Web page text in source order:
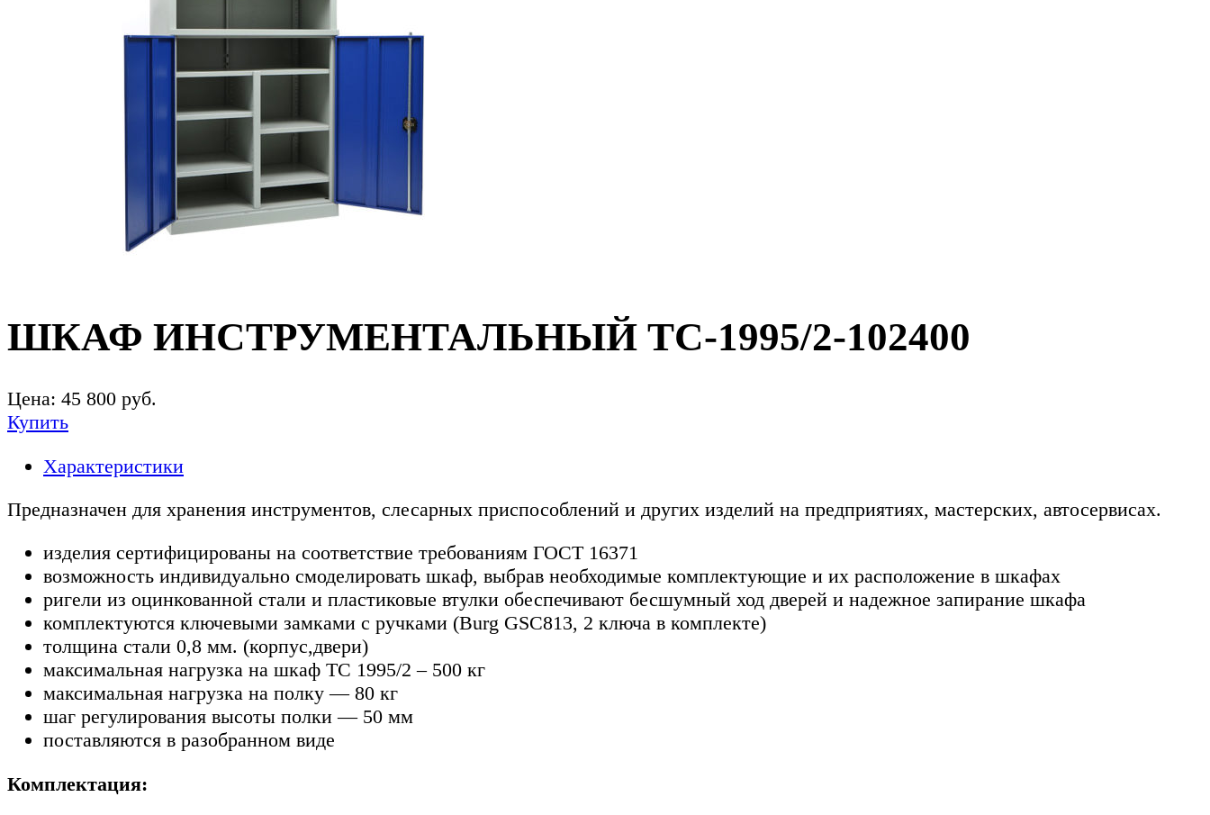
ШКАФ ИНСТРУМЕНТАЛЬНЫЙ TC-1995/2-102400
Цена: 45 800 руб.
Купить
Характеристики
Предназначен для хранения инструментов, слесарных приспособлений и других изделий на предприятиях, мастерских, автосервисах.
изделия сертифицированы на соответствие требованиям ГОСТ 16371
возможность индивидуально смоделировать шкаф, выбрав необходимые комплектующие и их расположение в шкафах
ригели из оцинкованной стали и пластиковые втулки обеспечивают бесшумный ход дверей и надежное запирание шкафа
комплектуются ключевыми замками с ручками (Burg GSC813, 2 ключа в комплекте)
толщина стали 0,8 мм. (корпус,двери)
максимальная нагрузка на шкаф ТС 1995/2 – 500 кг
максимальная нагрузка на полку — 80 кг
шаг регулирования высоты полки — 50 мм
поставляются в разобранном виде
Комплектация: